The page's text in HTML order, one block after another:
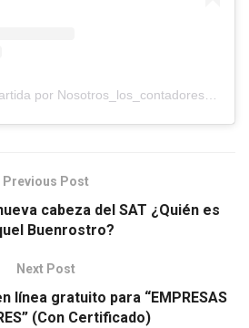
Una publicación compartida por Nosotros_los_contadores (@nosotros_los_contadores)
Previous Post
cabeza del SAT ¿Quién es
Buenrostro?
Next Post
línea gratuito para “EMPRESAS
(Con Certificado)